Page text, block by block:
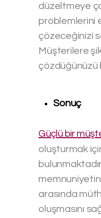
düzeltmeye
problemlerini
çözeceğinizi
Müşterilere
çözdüğünüzü
Sonuç
Güçlü bir
oluşturmak
arasında
oluşmasını